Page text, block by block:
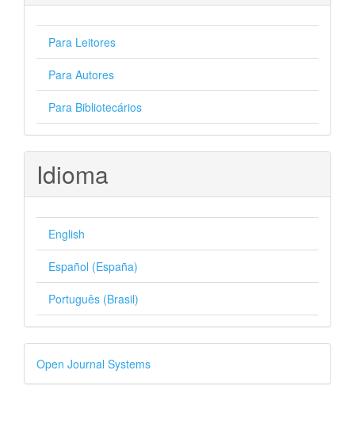
Para Leitores
Para Autores
Para Bibliotecários
Idioma
English
Español (España)
Português (Brasil)
Desenvolvido
por
Open Journal Systems